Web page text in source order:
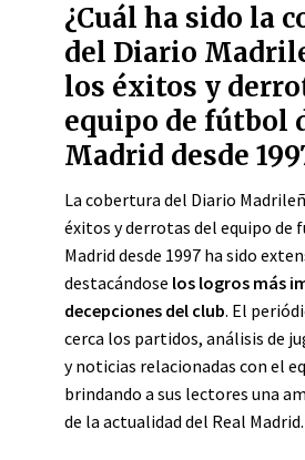
¿Cuál ha sido la
del Diario
los éxitos y
equipo de fútbol
Madrid desde
La cobertura del Diario
éxitos y derrotas del equipo de
Madrid desde 1997 ha sido
destacándose los logros más
decepciones del club. El
cerca los partidos, análisis de
y noticias relacionadas con el
brindando a sus lectores una
de la actualidad del Real Madrid.